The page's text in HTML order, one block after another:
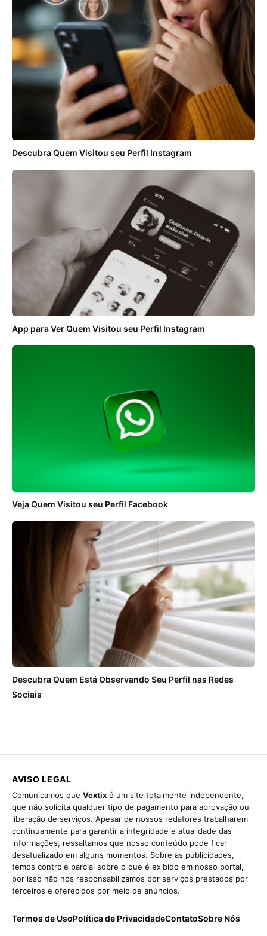
Descubra Quem Visitou seu Perfil Instagram
App para Ver Quem Visitou seu Perfil Instagram
Veja Quem Visitou seu Perfil Facebook
Descubra Quem Está Observando Seu Perfil nas Redes
Sociais
AVISO LEGAL
Comunicamos que Vextix é um site totalmente independente,
que não solicita qualquer tipo de pagamento para aprovação ou
liberação de serviços. Apesar de nossos redatores trabalharem
continuamente para garantir a integridade e atualidade das
informações, ressaltamos que nosso conteúdo pode ficar
desatualizado em alguns momentos. Sobre as publicidades,
temos controle parcial sobre o que é exibido em nosso portal,
por isso não nos responsabilizamos por serviços prestados por
terceiros e oferecidos por meio de anúncios.
Termos de UsoPolítica de PrivacidadeContatoSobre Nós